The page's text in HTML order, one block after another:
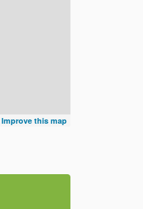
Improve this map